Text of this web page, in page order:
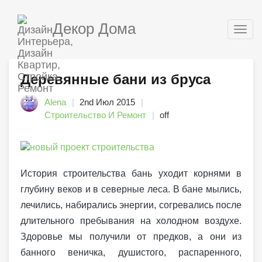
Декор Дома
Деревянные бани из бруса
Alena
2nd Июл 2015
Строительство И Ремонт
off
История строительства бань уходит корнями в
глубину веков и в северные леса. В бане мылись,
лечились, набирались энергии, согревались после
длительного пребывания на холодном воздухе.
Здоровье мы получили от предков, а они из
банного веничка, душистого, распаренного,